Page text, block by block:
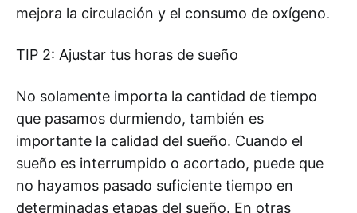
mejora la circulación y el consumo de oxígeno.
TIP 2: Ajustar tus horas de sueño
No solamente importa la cantidad de tiempo
que pasamos durmiendo, también es
importante la calidad del sueño. Cuando el
sueño es interrumpido o acortado, puede que
no hayamos pasado suficiente tiempo en
determinadas etapas del sueño. En otras